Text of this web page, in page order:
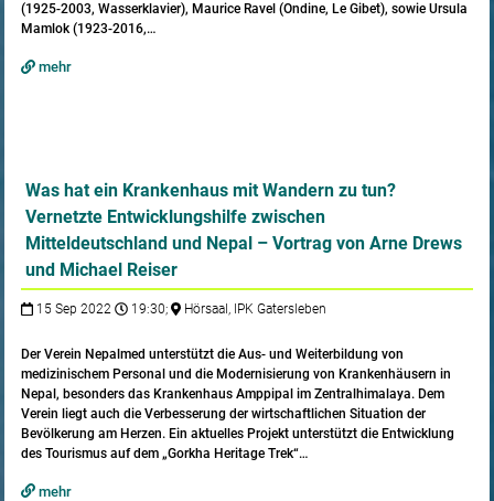
(1925-2003, Wasser­klavier), Maurice Ravel (Ondine, Le Gibet), sowie Ursula
Mamlok (1923-2016,…
mehr
Was hat ein Krankenhaus mit Wandern zu tun?
Vernetzte Entwicklungshilfe zwischen
Mitteldeutschland und Nepal – Vortrag von Arne Drews
und Michael Reiser
15 Sep 2022 19:30; Hörsaal, IPK Gatersleben
Der Verein Nepalmed unterstützt die Aus- und Weiterbildung von
medizinischem Personal und die Modernisierung von Krankenhäusern in
Nepal, besonders das Krankenhaus Amppi­pal im Zentral­himalaya. Dem
Verein liegt auch die Verbesserung der wirtschaftlichen Situa­tion der
Bevölkerung am Herzen. Ein aktuelles Projekt unterstützt die Entwicklung
des Tou­rismus auf dem „Gorkha Heritage Trek“…
mehr